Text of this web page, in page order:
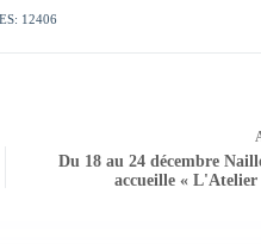
12406
Du 18 au 24 décembre
accueille « L'Atelier